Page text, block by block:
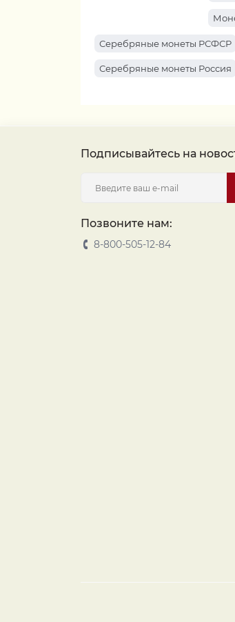
Серебряные монеты РСФСР
Серебряные монеты Россия
Подписывайтесь на
Позвоните нам:
8-800-505-12-84